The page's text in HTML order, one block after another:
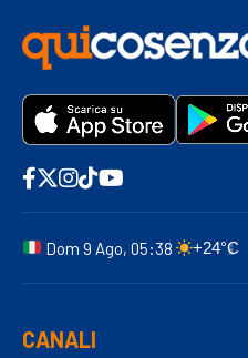
Dom 9 Ago, 05:38 +24°C
CANALI